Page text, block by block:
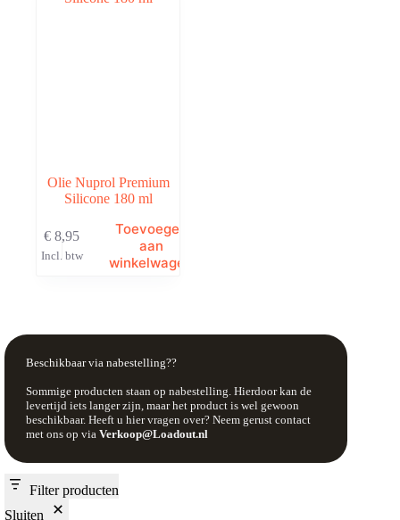
Olie Nuprol Premium
Silicone 180 ml
€ 8,95
Incl. btw
Toevoegen
aan
winkelwagen
Beschikbaar via nabestelling??
Sommige producten staan op nabestelling. Hierdoor kan de
levertijd iets langer zijn, maar het product is wel gewoon
beschikbaar. Heeft u hier vragen over? Neem gerust contact
met ons op via Verkoop@Loadout.nl
Filter producten
Sluiten